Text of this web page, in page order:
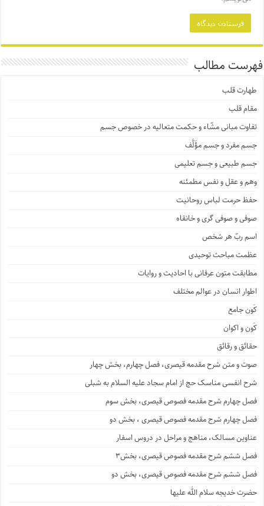
فهرست مطالب
طهارت قلب
مقام قلب
تفاوت مبانی مشّاء و حکمت متعالیه در خصوص جسم
جسم مفرد و جسم مؤَلَّف
جسم طبیعی و جسم تعلیمی
وهم و عقل و نفس مطمئنه
حفظ حرمت لباس روحانیت
صوفی و صوفی گری و خانقاه
اسم ربّ هر شخص
عظمت مباحث توحیدی
مطابقت متون عرفانی با احادیث و روایات
اطوار انسان در عوالم مختلف
کَون جامع
کَون و اکوان
حقائق و رقائق
صوت و متن شرح مقدمه قیصری، فصل چهارم، بخش چهار
شرح انفسی مناسک حج از امام سجاد علیه السلام به شبلی
فصل چهارم شرح مقدمه فصوص قیصری، بخش سوم
فصل چهارم شرح مقدمه فصوص قیصری ، بخش دو
عناوین مسالک، مناهج و مراحل در دروس اسفار
فصل ششم شرح مقدمه فصوص قیصری، بخش۳
فصل ششم شرح مقدمه فصوص قیصری، بخش دو
حضرت خدیجه سلام الله علیها